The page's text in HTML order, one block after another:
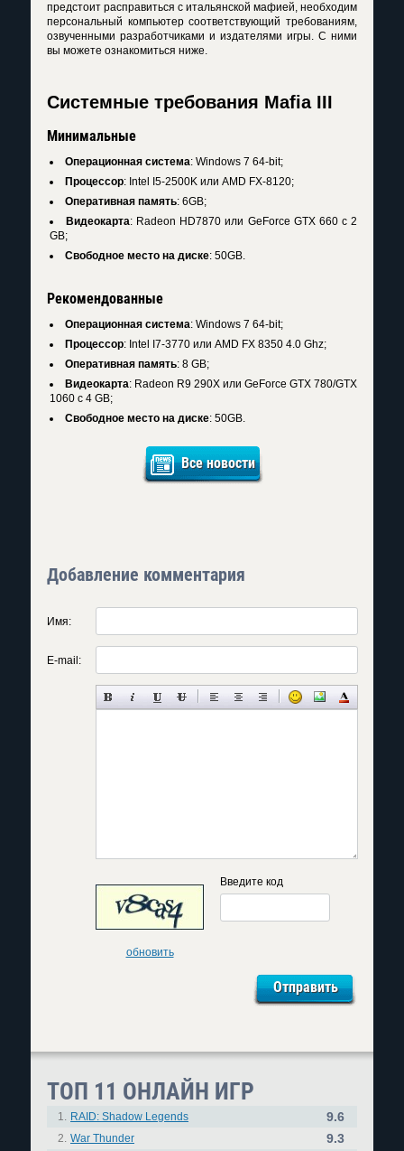
предстоит расправиться с итальянской мафией, необходим
персональный компьютер соответствующий требованиям,
озвученными разработчиками и издателями игры. С ними
вы можете ознакомиться ниже.
Системные требования Mafia III
Минимальные
Операционная система: Windows 7 64-bit;
Процессор: Intel I5-2500K или AMD FX-8120;
Оперативная память: 6GB;
Видеокарта: Radeon HD7870 или GeForce GTX 660 с 2
GB;
Свободное место на диске: 50GB.
Рекомендованные
Операционная система: Windows 7 64-bit;
Процессор: Intel I7-3770 или AMD FX 8350 4.0 Ghz;
Оперативная память: 8 GB;
Видеокарта: Radeon R9 290X или GeForce GTX 780/GTX
1060 с 4 GB;
Свободное место на диске: 50GB.
Все новости
Добавление комментария
Имя:
E-mail:
обновить
Введите код
ТОП 11 ОНЛАЙН ИГР
1. RAID: Shadow Legends 9.6
2. War Thunder 9.3